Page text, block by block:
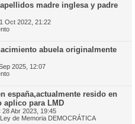
madre inglesa y padre
Oct 2022, 21:22
abuela originalmente
2025, 12:07
españa,actualmente resido en
aplico para LMD
28 Abr 2023, 19:45
de Memoria DEMOCRÁTICA